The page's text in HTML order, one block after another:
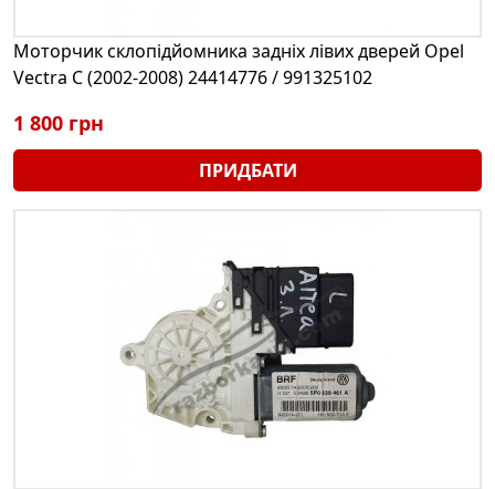
Моторчик склопідйомника задніх лівих дверей Opel
Vectra C (2002-2008) 24414776 / 991325102
1 800 грн
ПРИДБАТИ